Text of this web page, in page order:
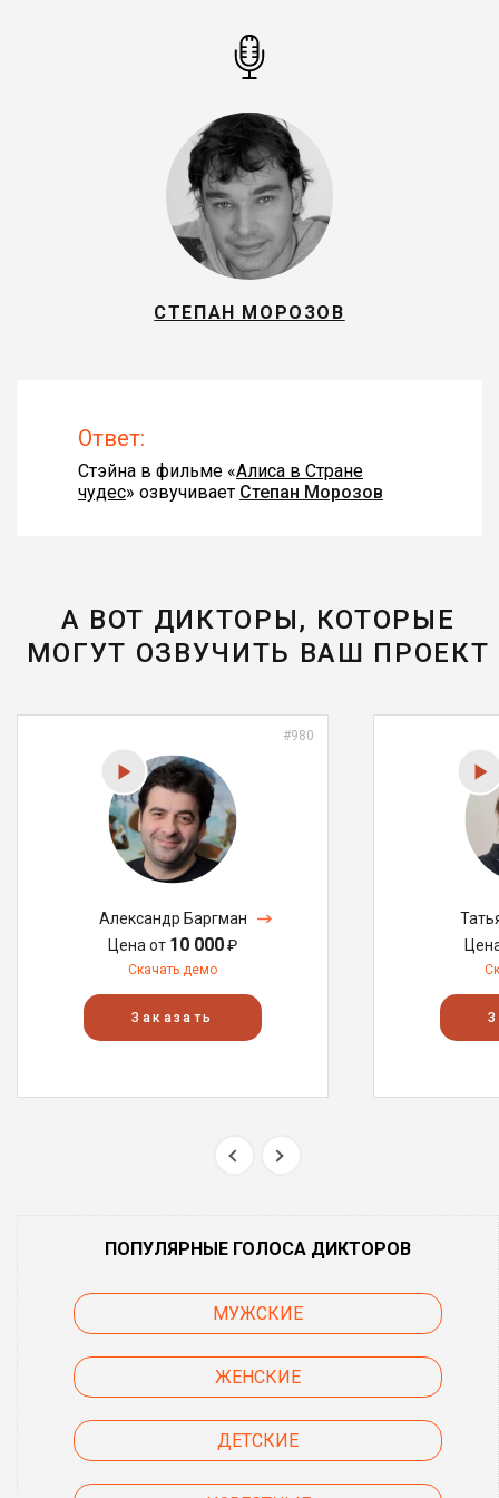
СТЕПАН МОРОЗОВ
Ответ:
Стэйна в фильме «Алиса в Стране
чудес» озвучивает Степан Морозов
А ВОТ ДИКТОРЫ, КОТОРЫЕ
МОГУТ ОЗВУЧИТЬ ВАШ ПРОЕКТ
#980
Александр Баргман
Цена от 10 000₽
Скачать демо
Заказать
ПОПУЛЯРНЫЕ ГОЛОСА ДИКТОРОВ
МУЖСКИЕ
ЖЕНСКИЕ
ДЕТСКИЕ